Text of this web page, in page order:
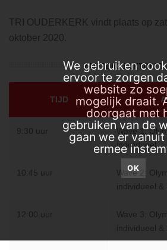
TRI OUDERKERK vindt plaats op
oktober 2020.
ZATERDAG 3 OKTOBER
TIJD
9:30 uur
Wave 1:
individueel
10:45 uur
Wave 2:
individueel &
12:00 uur
Wave 3:
individueel &
We gebruiken
ervoor te zorgen
website zo
mogelijk draait.
doorgaat met
gebruiken van de
gaan we er
ermee
OK